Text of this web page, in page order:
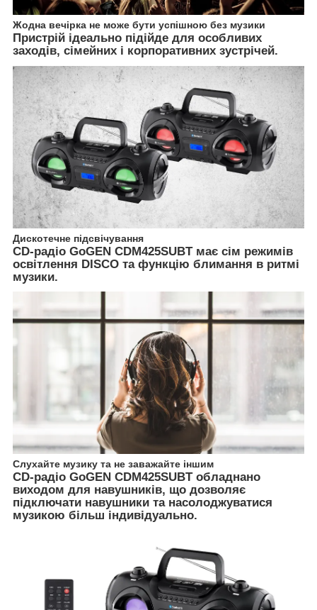
Жодна вечірка не може бути успішною без музики
Пристрій ідеально підійде для особливих
заходів, сімейних і корпоративних зустрічей.
Дискотечне підсвічування
CD-радіо GoGEN CDM425SUBT має сім режимів
освітлення DISCO та функцію блимання в ритмі
музики.
Слухайте музику та не заважайте іншим
CD-радіо GoGEN CDM425SUBT обладнано
виходом для навушників, що дозволяє
підключати навушники та насолоджуватися
музикою більш індивідуально.